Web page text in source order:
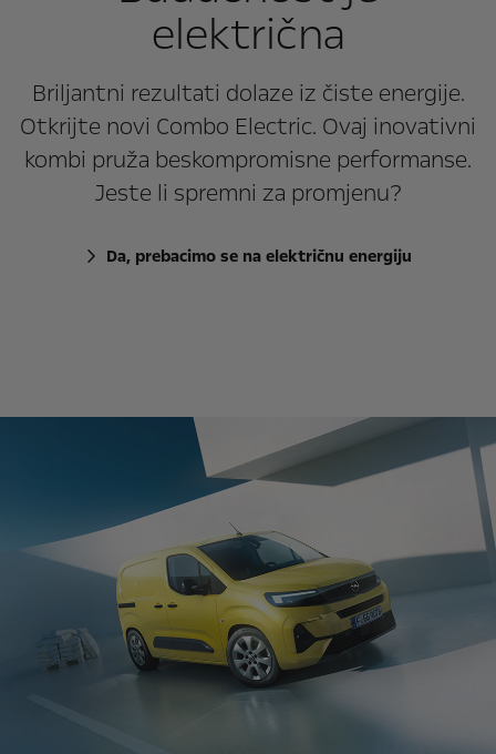
električna
Briljantni rezultati dolaze iz čiste energije.
Otkrijte novi Combo Electric. Ovaj inovativni
kombi pruža beskompromisne performanse.
Jeste li spremni za promjenu?
Da, prebacimo se na električnu energiju